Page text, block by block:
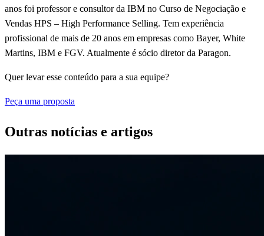
anos foi professor e consultor da IBM no Curso de Negociação e
Vendas HPS – High Performance Selling. Tem experiência
profissional de mais de 20 anos em empresas como Bayer, White
Martins, IBM e FGV. Atualmente é sócio diretor da Paragon.
Quer levar esse conteúdo para a sua equipe?
Peça uma proposta
Outras notícias e artigos